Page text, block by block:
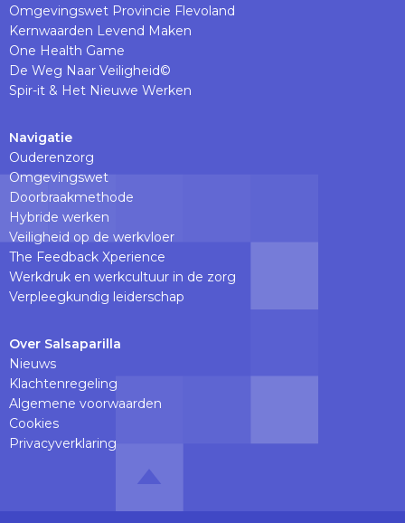
Omgevingswet Provincie Flevoland
Kernwaarden Levend Maken
One Health Game
De Weg Naar Veiligheid©
Spir-it & Het Nieuwe Werken
Navigatie
Ouderenzorg
Omgevingswet
Doorbraakmethode
Hybride werken
Veiligheid op de werkvloer
The Feedback Xperience
Werkdruk en werkcultuur in de zorg
Verpleegkundig leiderschap
Over Salsaparilla
Nieuws
Klachtenregeling
Algemene voorwaarden
Cookies
Privacyverklaring